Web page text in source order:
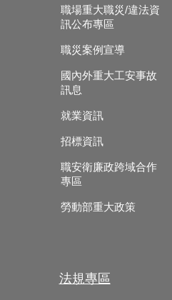
職場重大職災/違法資
訊公布專區
職災案例宣導
國內外重大工安事故
訊息
就業資訊
招標資訊
職安衛廉政跨域合作
專區
勞動部重大政策
法規專區